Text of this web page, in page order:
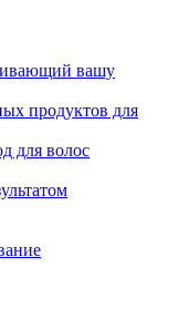
вашу
продуктов для
для волос